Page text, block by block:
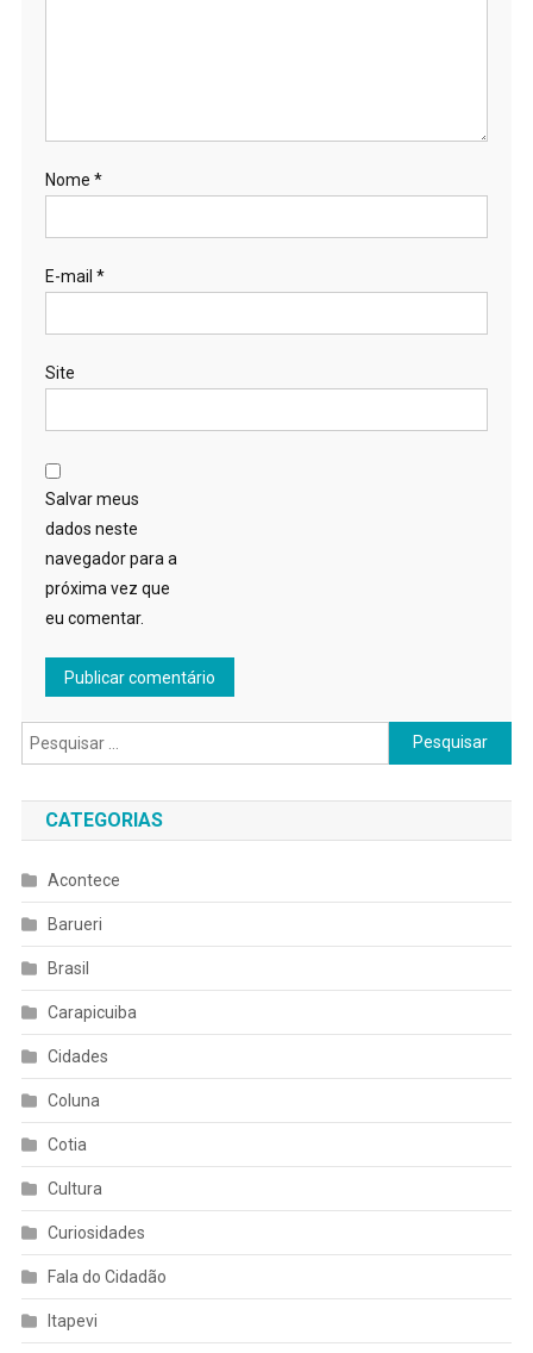
Nome *
E-mail *
Site
Salvar meus
dados neste
navegador para a
próxima vez que
eu comentar.
Pesquisar
por:
CATEGORIAS
Acontece
Barueri
Brasil
Carapicuiba
Cidades
Coluna
Cotia
Cultura
Curiosidades
Fala do Cidadão
Itapevi